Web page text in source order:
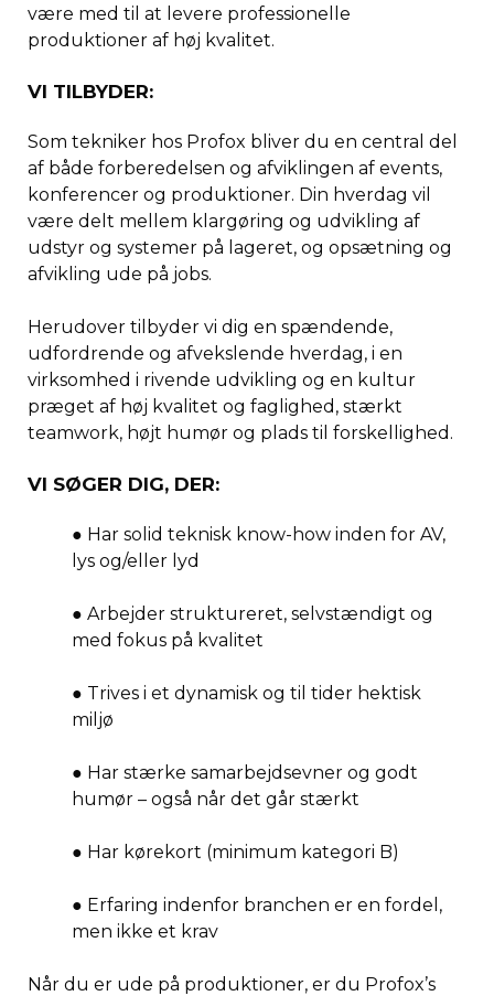
være med til at levere professionelle
produktioner af høj kvalitet.
VI TILBYDER:
Som tekniker hos Profox bliver du en central del
af både forberedelsen og afviklingen af events,
konferencer og produktioner. Din hverdag vil
være delt mellem klargøring og udvikling af
udstyr og systemer på lageret, og opsætning og
afvikling ude på jobs.
Herudover tilbyder vi dig en spændende,
udfordrende og afvekslende hverdag, i en
virksomhed i rivende udvikling og en kultur
præget af høj kvalitet og faglighed, stærkt
teamwork, højt humør og plads til forskellighed.
VI SØGER DIG, DER:
● Har solid teknisk know-how inden for AV,
lys og/eller lyd
● Arbejder struktureret, selvstændigt og
med fokus på kvalitet
● Trives i et dynamisk og til tider hektisk
miljø
● Har stærke samarbejdsevner og godt
humør – også når det går stærkt
● Har kørekort (minimum kategori B)
● Erfaring indenfor branchen er en fordel,
men ikke et krav
Når du er ude på produktioner, er du Profox’s